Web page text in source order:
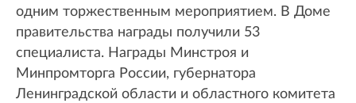
одним торжественным мероприятием. В Доме
правительства награды получили 53
специалиста. Награды Минстроя и
Минпромторга России, губернатора
Ленинградской области и областного комитета